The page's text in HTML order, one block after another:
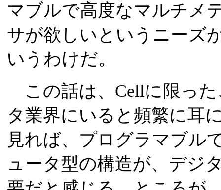
マブルで高度なマルチメ
サが欲しいというニーズ
いうわけだ。
この話は、Cellに限っ
タ業界にいると頻繁に耳
見れば、プログラマブル
ュータ型の構造が、デジ